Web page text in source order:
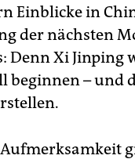
Einblicke in
der nächsten
Denn Xi Jinping
beginnen – und